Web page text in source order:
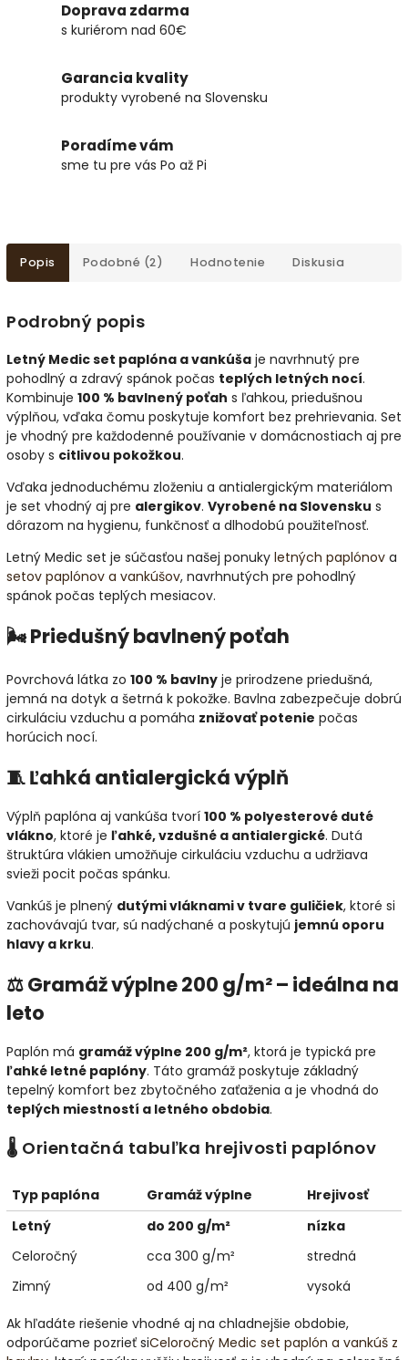
Doprava zdarma
s kuriérom nad 60€
Garancia kvality
produkty vyrobené na Slovensku
Poradíme vám
sme tu pre vás Po až Pi
Popis Podobné (2) Hodnotenie Diskusia
Podrobný popis
Letný Medic set paplóna a vankúša je navrhnutý pre
pohodlný a zdravý spánok počas teplých letných nocí.
Kombinuje 100 % bavlnený poťah s ľahkou, priedušnou
výplňou, vďaka čomu poskytuje komfort bez prehrievania. Set
je vhodný pre každodenné používanie v domácnostiach aj pre
osoby s citlivou pokožkou.
Vďaka jednoduchému zloženiu a antialergickým materiálom
je set vhodný aj pre alergikov. Vyrobené na Slovensku s
dôrazom na hygienu, funkčnosť a dlhodobú použiteľnosť.
Letný Medic set je súčasťou našej ponuky letných paplónov a
setov paplónov a vankúšov, navrhnutých pre pohodlný
spánok počas teplých mesiacov.
🌬️ Priedušný bavlnený poťah
Povrchová látka zo 100 % bavlny je prirodzene priedušná,
jemná na dotyk a šetrná k pokožke. Bavlna zabezpečuje dobrú
cirkuláciu vzduchu a pomáha znižovať potenie počas
horúcich nocí.
🧵 Ľahká antialergická výplň
Výplň paplóna aj vankúša tvorí 100 % polyesterové duté
vlákno, ktoré je ľahké, vzdušné a antialergické. Dutá
štruktúra vlákien umožňuje cirkuláciu vzduchu a udržiava
svieži pocit počas spánku.
Vankúš je plnený dutými vláknami v tvare guličiek, ktoré si
zachovávajú tvar, sú nadýchané a poskytujú jemnú oporu
hlavy a krku.
⚖️ Gramáž výplne 200 g/m² – ideálna na
leto
Paplón má gramáž výplne 200 g/m², ktorá je typická pre
ľahké letné paplóny. Táto gramáž poskytuje základný
tepelný komfort bez zbytočného zaťaženia a je vhodná do
teplých miestností a letného obdobia.
🌡️ Orientačná tabuľka hrejivosti paplónov
Typ paplóna Gramáž výplne
Hrejivosť
Letný
do 200 g/m²
nízka
Celoročný
cca 300 g/m²
stredná
Zimný
od 400 g/m² vysoká
Ak hľadáte riešenie vhodné aj na chladnejšie obdobie,
odporúčame pozrieť siCeloročný Medic set paplón a vankúš z